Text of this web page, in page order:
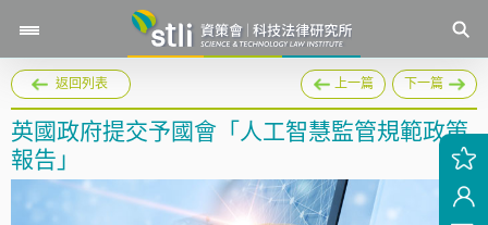
返回列表 上一篇 下一篇
英國政府提交予國會「人工智慧監管規範政策
報告」